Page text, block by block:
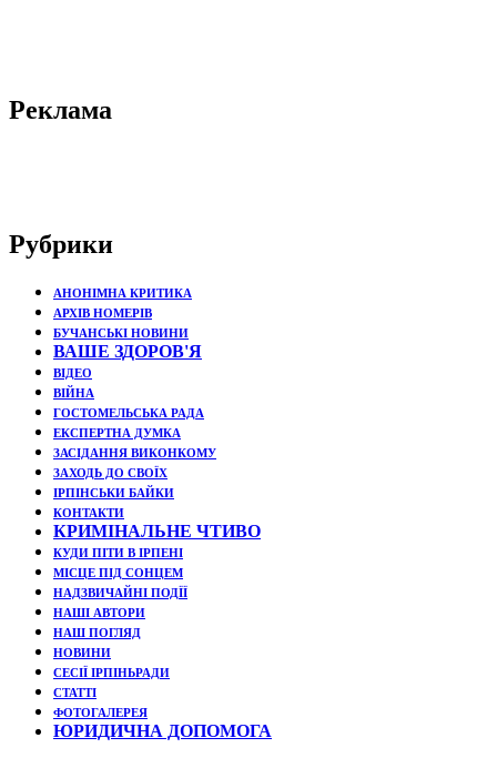
Реклама
Рубрики
АНОНІМНА КРИТИКА
АРХІВ НОМЕРІВ
БУЧАНСЬКІ НОВИНИ
ВАШЕ ЗДОРОВ'Я
ВІДЕО
ВІЙНА
ГОСТОМЕЛЬСЬКА РАДА
ЕКСПЕРТНА ДУМКА
ЗАСІДАННЯ ВИКОНКОМУ
ЗАХОДЬ ДО СВОЇХ
ІРПІНСЬКИ БАЙКИ
КОНТАКТИ
КРИМІНАЛЬНЕ ЧТИВО
КУДИ ПІТИ В ІРПЕНІ
МІСЦЕ ПІД СОНЦЕМ
НАДЗВИЧАЙНІ ПОДЇЇ
НАШІ АВТОРИ
НАШ ПОГЛЯД
НОВИНИ
СЕСІЇ ІРПІНЬРАДИ
СТАТТІ
ФОТОГАЛЕРЕЯ
ЮРИДИЧНА ДОПОМОГА